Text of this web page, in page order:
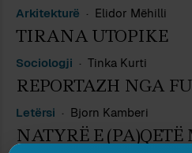
Arkitekturë Elidor Mëhilli
TIRANA UTOPIKE
Sociologji Tinka Kurti
REPORTAZH NGA
Letërsi Bjorn Kamberi
NATYRË E (PA)QETË